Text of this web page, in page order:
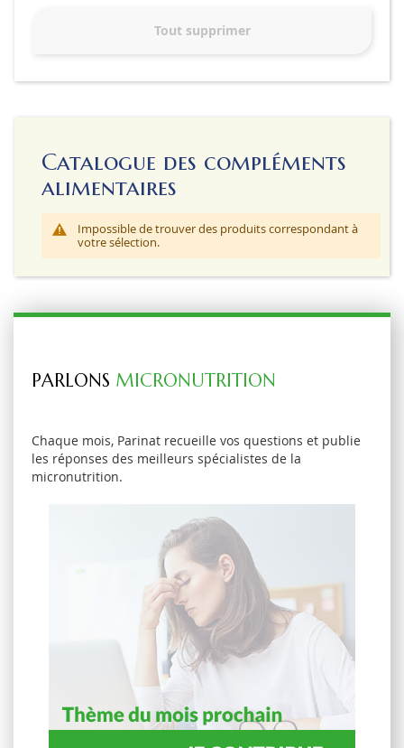
Catalogue des compléments
alimentaires
Impossible de trouver des produits correspondant à
votre sélection.
Tout supprimer
PARLONS MICRONUTRITION
Chaque mois, Parinat recueille vos questions et publie
les réponses des meilleurs spécialistes de la
micronutrition.